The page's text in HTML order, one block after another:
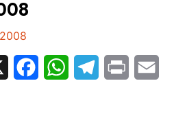
FacebookWhatsAppTelegram
Print